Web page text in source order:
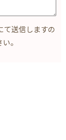
て送信しますの
。